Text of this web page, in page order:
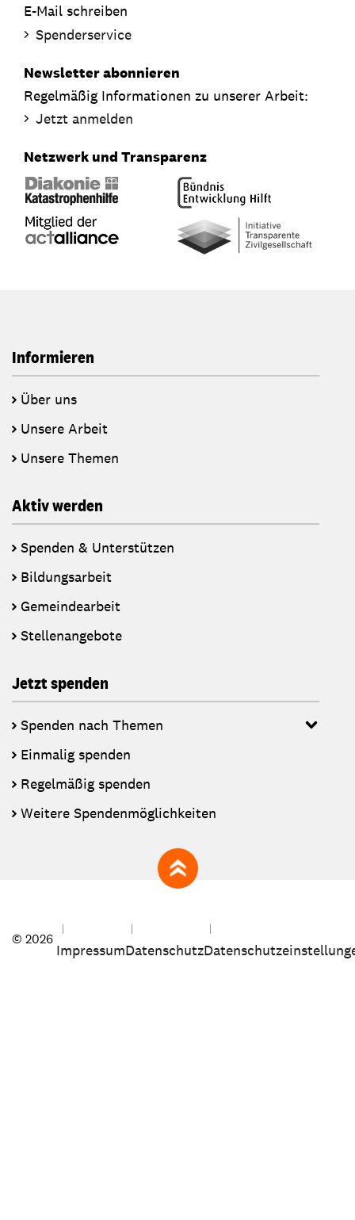
E-Mail schreiben
Spenderservice
Newsletter abonnieren
Regelmäßig Informationen zu unserer Arbeit:
Jetzt anmelden
Netzwerk und Transparenz
Informieren
Über uns
Unsere Arbeit
Unsere Themen
Aktiv werden
Spenden & Unterstützen
Bildungsarbeit
Gemeindearbeit
Stellenangebote
Jetzt spenden
Spenden nach Themen
Einmalig spenden
Regelmäßig spenden
Weitere Spendenmöglichkeiten
zum Seitenanfang
© 2026
ImpressumDatenschutz